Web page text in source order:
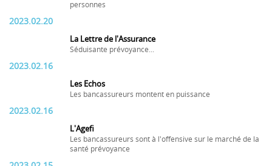
personnes
2023.02.20
La Lettre de l'Assurance
Séduisante prévoyance...
2023.02.16
Les Echos
Les bancassureurs montent en puissance
2023.02.16
L'Agefi
Les bancassureurs sont à l'offensive sur le marché de la
santé prévoyance